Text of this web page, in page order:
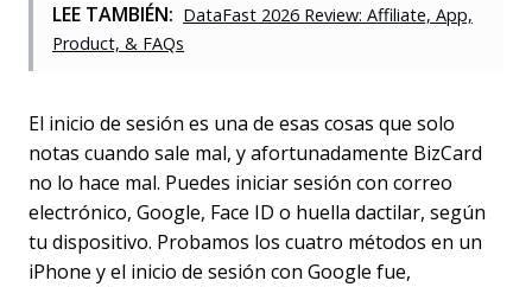
LEE TAMBIÉN: DataFast 2026 Review: Affiliate, App,
Product, & FAQs
El inicio de sesión es una de esas cosas que solo
notas cuando sale mal, y afortunadamente BizCard
no lo hace mal. Puedes iniciar sesión con correo
electrónico, Google, Face ID o huella dactilar, según
tu dispositivo. Probamos los cuatro métodos en un
iPhone y el inicio de sesión con Google fue,